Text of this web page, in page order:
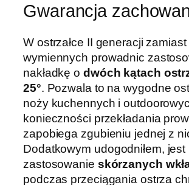
z
ł
k
a
W
S
E
D
C
M
C
Gwarancja
W ostrzałce II generacji
wymiennych prowadnic
nakładkę o dwóch kątach
25°. Pozwala to na wygodne
noży kuchennych i
konieczności przekładania
zapobiega zgubieniu jednej z
Dodatkowym udogodniłem, jest
zastosowanie skórzanych
podczas przeciągania ostrza